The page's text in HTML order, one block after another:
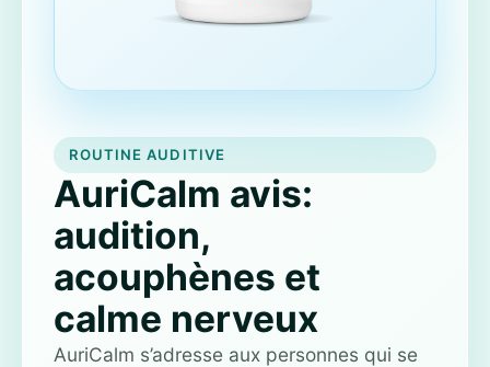
ROUTINE AUDITIVE
AuriCalm avis:
audition,
acouphènes et
calme nerveux
AuriCalm s’adresse aux personnes qui se